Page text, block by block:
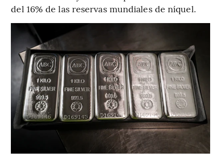
del 16% de las reservas mundiales de níquel.